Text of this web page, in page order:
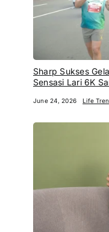
Sharp Sukses
Sensasi Lari 6K
June 24, 2026 Life